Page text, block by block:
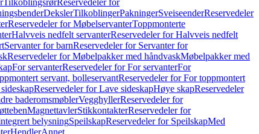
TilkoblingsrørReservedeler for
DekslerTilkoblingerPakningerSveiseenderReservedeler
Reservedeler for MøbelservanterToppmonterte
Halvveis nedfelt servanterReservedeler for Halvveis nedfelt
Servanter for barnReservedeler for Servanter for
Reservedeler for Møbelpakker med håndvaskMøbelpakker med
For servanterReservedeler for For servanterFor
servant, bolleservantReservedeler for For toppmontert
Reservedeler for Lave sideskapHøye skapReservedeler
baderomsmøblerVegghyllerReservedeler for
MagnettavlerStikkontakterReservedeler for
belysningSpeilskapReservedeler for SpeilskapMed
HendlerAnnet